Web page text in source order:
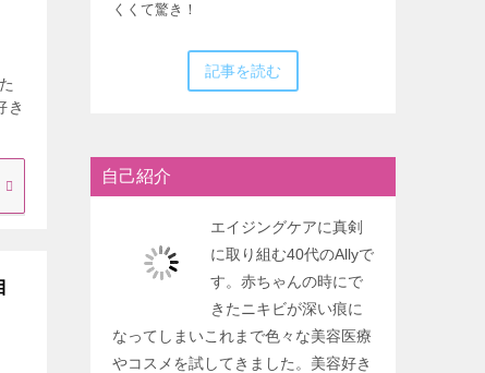
き
くくて驚き！
記事を読む
自己紹介
エイジングケアに真剣
に取り組む40代のAllyで
す。赤ちゃんの時にで
きたニキビが深い痕に
なってしまいこれまで色々な美容医療
やコスメを試してきました。美容好き